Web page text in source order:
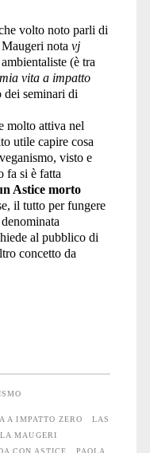
volto noto parli di
nota vj
(è tra
vita a impatto
dei seminari di
molto attiva nel
utile capire cosa
visto e
fa si è fatta
Astice morto
il tutto per fungere
al pubblico di
concetto da
A IMPATTO ZERO
LAS
MAUGERI